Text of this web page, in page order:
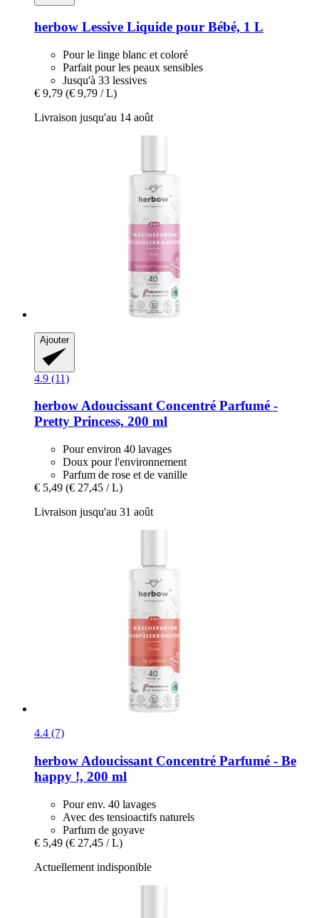
herbow Lessive Liquide pour Bébé, 1 L
Pour le linge blanc et coloré
Parfait pour les peaux sensibles
Jusqu'à 33 lessives
€ 9,79 (€ 9,79 / L)
Livraison jusqu'au 14 août
Ajouter
4.9 (11)
herbowAdoucissant Concentré Parfumé -​
Pretty Princess, 200 ml
Pour environ 40 lavages
Doux pour l'environnement
Parfum de rose et de vanille
€ 5,49 (€ 27,45 / L)
Livraison jusqu'au 31 août
4.4 (7)
herbow Adoucissant Concentré Parfumé -​ Be
happy !, 200 ml
Pour env. 40 lavages
Avec des tensioactifs naturels
Parfum de goyave
€ 5,49 (€ 27,45 / L)
Actuellement indisponible